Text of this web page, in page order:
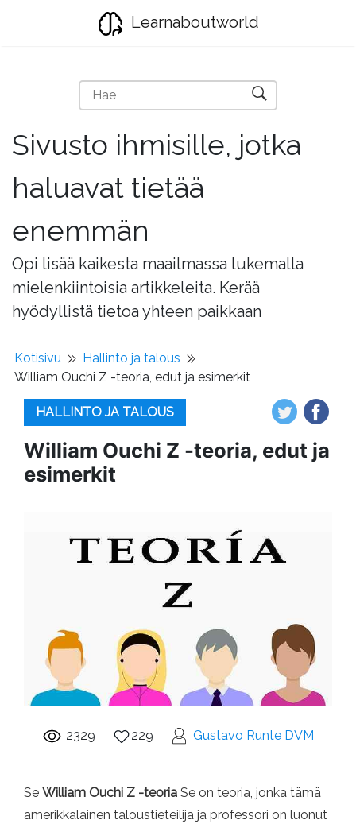
Learnaboutworld
Sivusto ihmisille, jotka
haluavat tietää
enemmän
Opi lisää kaikesta maailmassa lukemalla
mielenkiintoisia artikkeleita. Kerää
hyödyllistä tietoa yhteen paikkaan
Kotisivu
Hallinto ja talous
William Ouchi Z -teoria, edut ja esimerkit
HALLINTO JA TALOUS
William Ouchi Z -teoria, edut ja
esimerkit
2329 229 Gustavo Runte DVM
Se William Ouchi Z -teoria Se on teoria, jonka tämä
amerikkalainen taloustieteilijä ja professori on luonut